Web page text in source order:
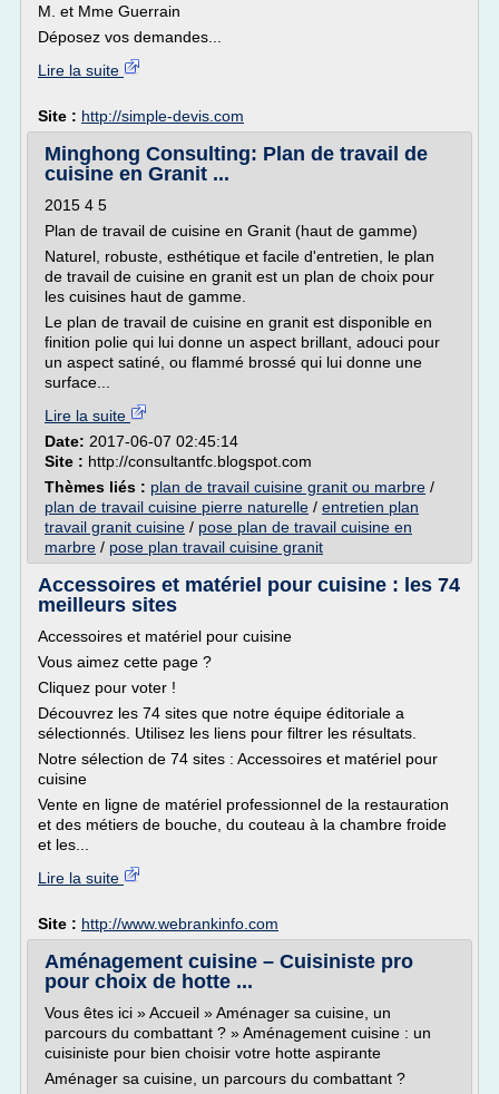
M. et Mme Guerrain
Déposez vos demandes...
Lire la suite
Site : http://simple-devis.com
Minghong Consulting: Plan de travail de
cuisine en Granit ...
2015 4 5
Plan de travail de cuisine en Granit (haut de gamme)
Naturel, robuste, esthétique et facile d'entretien, le plan
de travail de cuisine en granit est un plan de choix pour
les cuisines haut de gamme.
Le plan de travail de cuisine en granit est disponible en
finition polie qui lui donne un aspect brillant, adouci pour
un aspect satiné, ou flammé brossé qui lui donne une
surface...
Lire la suite
Date: 2017-06-07 02:45:14
Site : http://consultantfc.blogspot.com
Thèmes liés : plan de travail cuisine granit ou marbre /
plan de travail cuisine pierre naturelle / entretien plan
travail granit cuisine / pose plan de travail cuisine en
marbre / pose plan travail cuisine granit
Accessoires et matériel pour cuisine : les 74
meilleurs sites
Accessoires et matériel pour cuisine
Vous aimez cette page ?
Cliquez pour voter !
Découvrez les 74 sites que notre équipe éditoriale a
sélectionnés. Utilisez les liens pour filtrer les résultats.
Notre sélection de 74 sites : Accessoires et matériel pour
cuisine
Vente en ligne de matériel professionnel de la restauration
et des métiers de bouche, du couteau à la chambre froide
et les...
Lire la suite
Site : http://www.webrankinfo.com
Aménagement cuisine – Cuisiniste pro
pour choix de hotte ...
Vous êtes ici » Accueil » Aménager sa cuisine, un
parcours du combattant ? » Aménagement cuisine : un
cuisiniste pour bien choisir votre hotte aspirante
Aménager sa cuisine, un parcours du combattant ?